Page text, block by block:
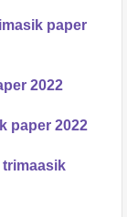
paper
2022
paper 2022
trimaasik